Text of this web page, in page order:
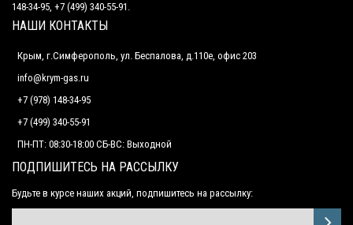
148-34-95, +7 (499) 340-55-91.
НАШИ КОНТАКТЫ
Крым, г.Симферополь, ул. Беспалова, д.110е, офис 203
info@krym-gas.ru
+7 (978) 148-34-95
+7 (499) 340-55-91 ​
ПН-ПТ: 08:30-18:00 СБ-ВС: Выходной
ПОДПИШИТЕСЬ НА РАССЫЛКУ
Будьте в курсе наших акций, подпишитесь на рассылку: